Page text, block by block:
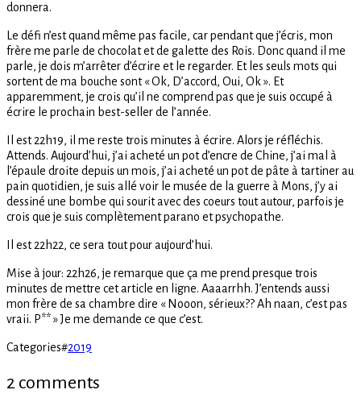
donnera.
Le défi n’est quand même pas facile, car pendant que j’écris, mon
frère me parle de chocolat et de galette des Rois. Donc quand il me
parle, je dois m’arrêter d’écrire et le regarder. Et les seuls mots qui
sortent de ma bouche sont « Ok, D’accord, Oui, Ok ». Et
apparemment, je crois qu’il ne comprend pas que je suis occupé à
écrire le prochain best-seller de l’année.
Il est 22h19, il me reste trois minutes à écrire. Alors je réfléchis.
Attends. Aujourd’hui, j’ai acheté un pot d’encre de Chine, j’ai mal à
l’épaule droite depuis un mois, j’ai acheté un pot de pâte à tartiner au
pain quotidien, je suis allé voir le musée de la guerre à Mons, j’y ai
dessiné une bombe qui sourit avec des coeurs tout autour, parfois je
crois que je suis complètement parano et psychopathe.
Il est 22h22, ce sera tout pour aujourd’hui.
Mise à jour: 22h26, je remarque que ça me prend presque trois
minutes de mettre cet article en ligne. Aaaarrhh. J’entends aussi
mon frère de sa chambre dire « Nooon, sérieux?? Ah naan, c’est pas
vraii. P** » Je me demande ce que c’est.
Categories#2019
2 comments